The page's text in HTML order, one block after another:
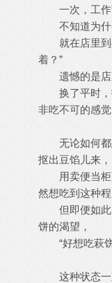
一次，工作
不知道为什
就在店里到
着？”
遗憾的是店
换了平时，
非吃不可的感觉
无论如何都
抠出豆馅儿来，
用卖便当柜
然想吃到这种程
但即便如此
饼的渴望，
“好想吃萩饼
这种状态一